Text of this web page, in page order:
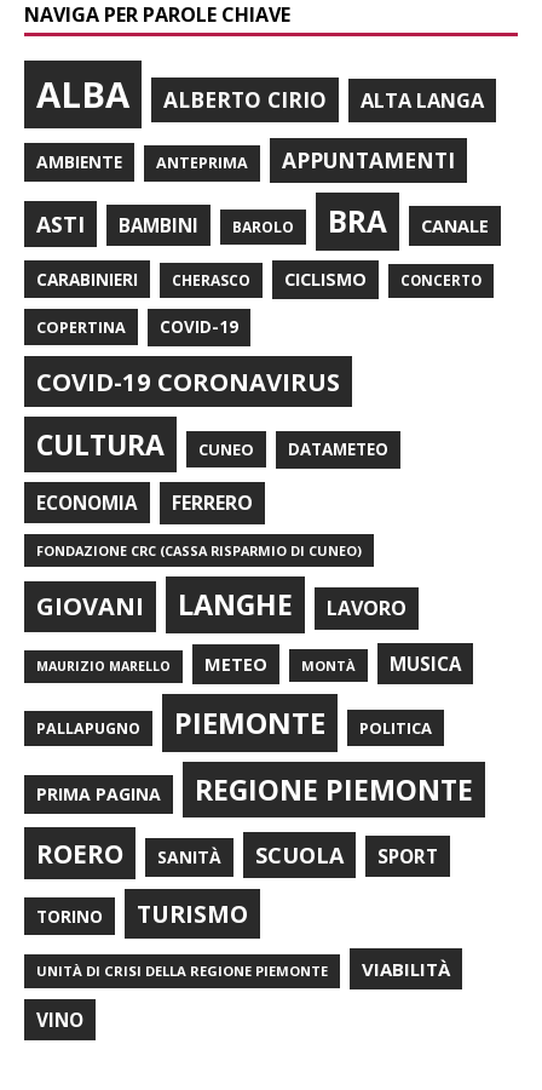
NAVIGA PER PAROLE CHIAVE
ALBA ALBERTO CIRIO ALTA LANGA
AMBIENTE ANTEPRIMA APPUNTAMENTI
ASTI BAMBINI BAROLO BRA CANALE
CARABINIERI CHERASCO CICLISMO CONCERTO
COPERTINA COVID-19
COVID-19 CORONAVIRUS
CULTURA CUNEO DATAMETEO
ECONOMIA FERRERO
FONDAZIONE CRC (CASSA RISPARMIO DI CUNEO)
GIOVANI LANGHE LAVORO
MAURIZIO MARELLO METEO MONTÀ MUSICA
PALLAPUGNO PIEMONTE POLITICA
PRIMA PAGINA REGIONE PIEMONTE
ROERO SANITÀ SCUOLA SPORT
TORINO TURISMO
UNITÀ DI CRISI DELLA REGIONE PIEMONTE VIABILITÀ
VINO